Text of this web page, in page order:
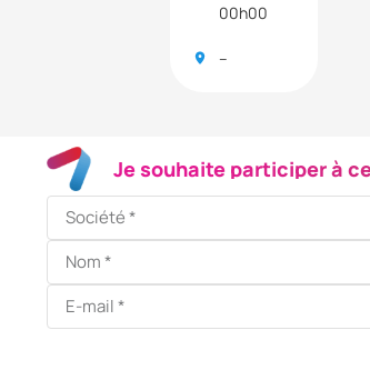
00h00
–
Je souhaite participer à